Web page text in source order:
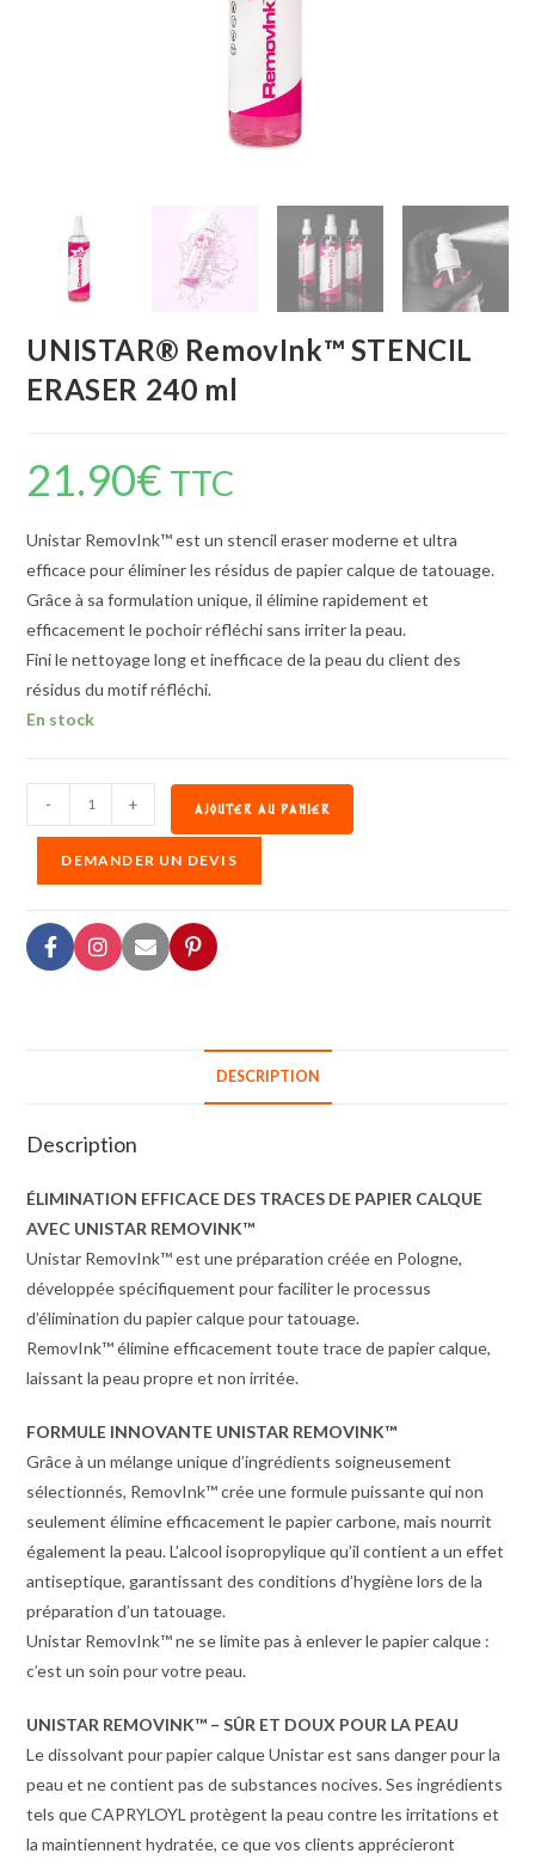
UNISTAR® RemovInk™ STENCIL
ERASER 240 ml
21.90€ TTC
Unistar RemovInk™ est un stencil eraser moderne et ultra
efficace pour éliminer les résidus de papier calque de tatouage.
Grâce à sa formulation unique, il élimine rapidement et
efficacement le pochoir réfléchi sans irriter la peau.
Fini le nettoyage long et inefficace de la peau du client des
résidus du motif réfléchi.
En stock
- + AJOUTER AU PANIER
DEMANDER UN DEVIS
DESCRIPTION
Description
ÉLIMINATION EFFICACE DES TRACES DE PAPIER CALQUE
AVEC UNISTAR REMOVINK™
Unistar RemovInk™ est une préparation créée en Pologne,
développée spécifiquement pour faciliter le processus
d’élimination du papier calque pour tatouage.
RemovInk™ élimine efficacement toute trace de papier calque,
laissant la peau propre et non irritée.
FORMULE INNOVANTE UNISTAR REMOVINK™
Grâce à un mélange unique d’ingrédients soigneusement
sélectionnés, RemovInk™ crée une formule puissante qui non
seulement élimine efficacement le papier carbone, mais nourrit
également la peau. L’alcool isopropylique qu’il contient a un effet
antiseptique, garantissant des conditions d’hygiène lors de la
préparation d’un tatouage.
Unistar RemovInk™ ne se limite pas à enlever le papier calque :
c’est un soin pour votre peau.
UNISTAR REMOVINK™ – SÛR ET DOUX POUR LA PEAU
Le dissolvant pour papier calque Unistar est sans danger pour la
peau et ne contient pas de substances nocives. Ses ingrédients
tels que CAPRYLOYL protègent la peau contre les irritations et
la maintiennent hydratée, ce que vos clients apprécieront